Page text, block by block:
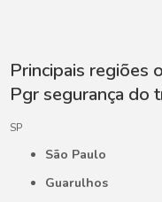
Principais regiões
Pgr segurança do
SP
São Paulo
Guarulhos